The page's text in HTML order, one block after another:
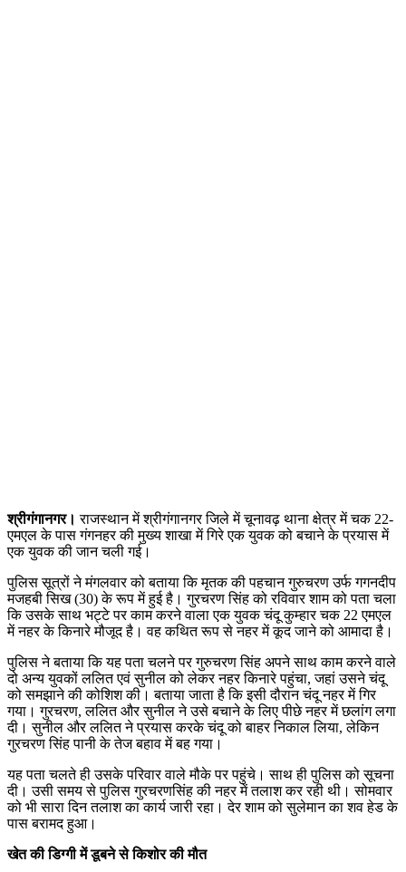
श्रीगंगानगर। राजस्थान में श्रीगंगानगर जिले में चूनावढ़ थाना क्षेत्र में चक 22-
एमएल के पास गंगनहर की मुख्य शाखा में गिरे एक युवक को बचाने के प्रयास में
एक युवक की जान चली गई।
पुलिस सूत्रों ने मंगलवार को बताया कि मृतक की पहचान गुरुचरण उर्फ गगनदीप
मजहबी सिख (30) के रूप में हुई है। गुरचरण सिंह को रविवार शाम को पता चला
कि उसके साथ भट्टे पर काम करने वाला एक युवक चंदू कुम्हार चक 22 एमएल
में नहर के किनारे मौजूद है। वह कथित रूप से नहर में कूद जाने को आमादा है।
पुलिस ने बताया कि यह पता चलने पर गुरुचरण सिंह अपने साथ काम करने वाले
दो अन्य युवकों ललित एवं सुनील को लेकर नहर किनारे पहुंचा, जहां उसने चंदू
को समझाने की कोशिश की। बताया जाता है कि इसी दौरान चंदू नहर में गिर
गया। गुरचरण, ललित और सुनील ने उसे बचाने के लिए पीछे नहर में छलांग लगा
दी। सुनील और ललित ने प्रयास करके चंदू को बाहर निकाल लिया, लेकिन
गुरचरण सिंह पानी के तेज बहाव में बह गया।
यह पता चलते ही उसके परिवार वाले मौके पर पहुंचे। साथ ही पुलिस को सूचना
दी। उसी समय से पुलिस गुरचरणसिंह की नहर में तलाश कर रही थी। सोमवार
को भी सारा दिन तलाश का कार्य जारी रहा। देर शाम को सुलेमान का शव हेड के
पास बरामद हुआ।
खेत की डिग्गी में डूबने से किशोर की मौत